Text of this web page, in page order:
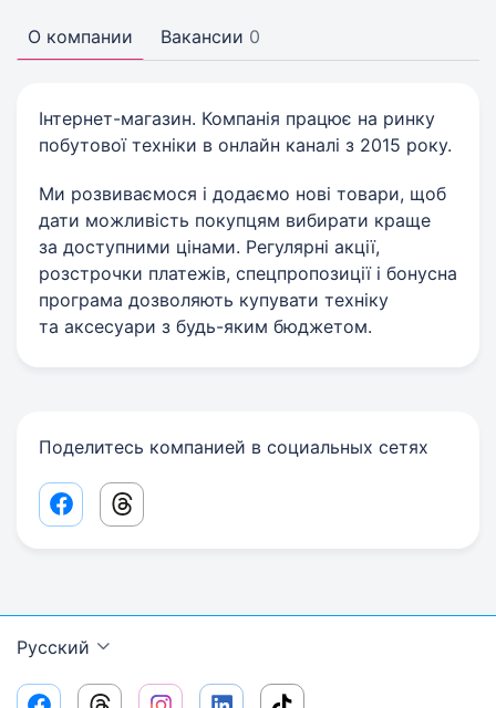
О компании Вакансии 0
Інтернет-магазин. Компанія працює на ринку
побутової техніки в онлайн каналі з 2015 року.
Ми розвиваємося і додаємо нові товари, щоб
дати можливість покупцям вибирати краще
за доступними цінами. Регулярні акції,
розстрочки платежів, спецпропозиції і бонусна
програма дозволяють купувати техніку
та аксесуари з будь-яким бюджетом.
Поделитесь компанией в социальных сетях
Facebook share link
Threads share link
Русский